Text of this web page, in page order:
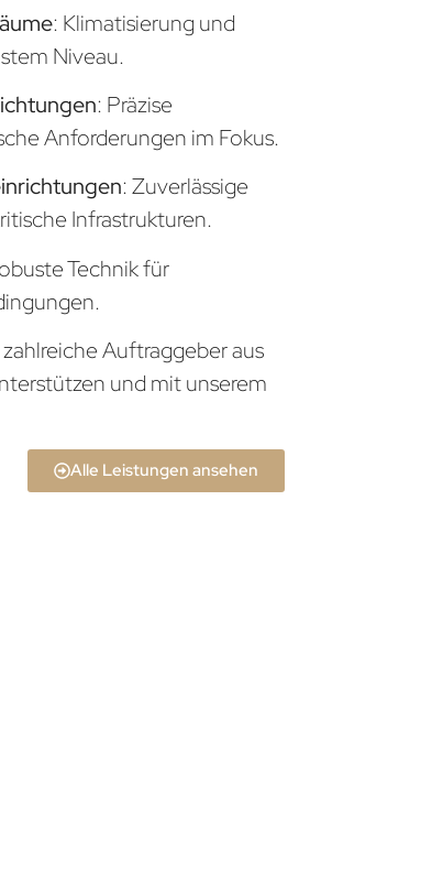
: Klimatisierung und
Niveau.
: Präzise
Anforderungen im Fokus.
: Zuverlässige
Infrastrukturen.
Technik für
Auftraggeber aus
und mit unserem
Alle Leistungen ansehen